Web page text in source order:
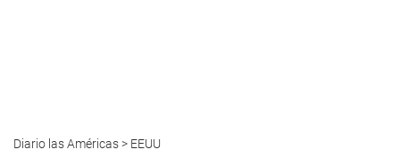
Diario las Américas> EEUU